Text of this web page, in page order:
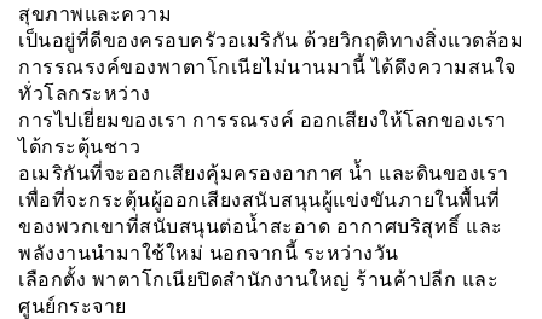
สุขภาพและความ
เป็นอยู่ที่ดีของครอบครัวอเมริกัน ด้วยวิกฤติทางสิ่งแวดล้อม
การรณรงค์ของพาตาโกเนียไม่นานมานี้ ได้ดึงความสนใจ
ทั่วโลกระหว่าง
การไปเยี่ยมของเรา การรณรงค์ ออกเสียงให้โลกของเรา
ได้กระตุ้นชาว
อเมริกันที่จะออกเสียงคุ้มครองอากาศ น้ำ และดินของเรา
เพื่อที่จะกระตุ้นผู้ออกเสียงสนับสนุนผู้แข่งขันภายในพื้นที่
ของพวกเขาที่สนับสนุนต่อน้ำสะอาด อากาศบริสุทธิ์ และ
พลังงานนำมาใช้ใหม่ นอกจากนี้ ระหว่างวัน
เลือกตั้ง พาตาโกเนียปิดสำนักงานใหญ่ ร้านค้าปลีก และ
ศูนย์กระจาย